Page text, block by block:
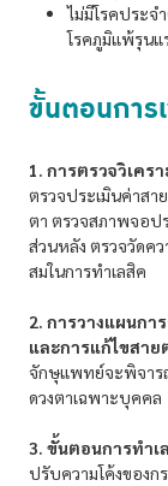
ไม่มีโรคประจ
โรคภูมิแพ้รุนแ
ขั้นตอนการ
1. การตรวจวิเคร
ตรวจประเมินค่าสา
ตา ตรวจสภาพจอป
ส่วนหลัง ตรวจวัดค
สมในการทำเลสิค
2. การวางแผนก
และการแก้ไขสาย
จักษุแพทย์จะพิจาร
ดวงตาเฉพาะบุคคล
3. ขั้นตอนการทำเ
ปรับความโค้งของก